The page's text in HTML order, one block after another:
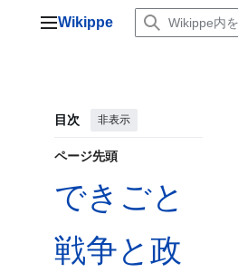
メインメニュー
Wikippe
目次 非表示
ページ先頭
できごと
戦争と政